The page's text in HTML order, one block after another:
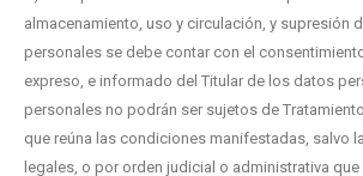
almacenamiento, uso y circulación, y supresión
personales se debe contar con el
expreso, e informado del Titular de los datos
personales no podrán ser sujetos de
que reúna las condiciones manifestadas, salvo
legales, o por orden judicial o administrativa que